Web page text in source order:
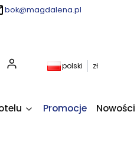
bok@magdalena.pl
Produkty w koszyku: 0.
polski zł
Promocje Nowości